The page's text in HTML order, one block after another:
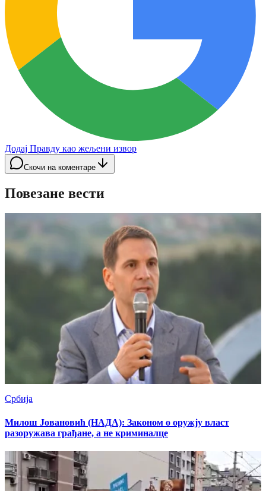
Додај Правду као жељени извор
Скочи на коментаре
Повезане вести
Србија
Милош Јовановић (НАДА): Законом о оружју власт
разоружава грађане, а не криминалце